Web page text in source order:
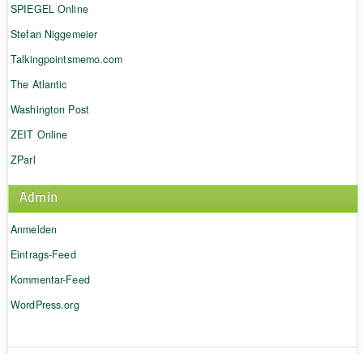
SPIEGEL Online
Stefan Niggemeier
Talkingpointsmemo.com
The Atlantic
Washington Post
ZEIT Online
ZParl
Admin
Anmelden
Eintrags-Feed
Kommentar-Feed
WordPress.org